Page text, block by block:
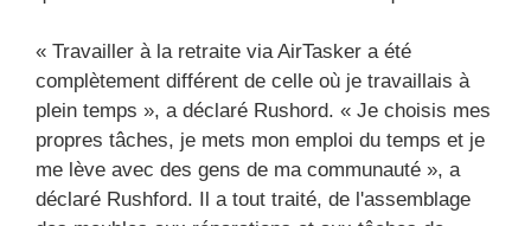
« Travailler à la retraite via AirTasker a été
complètement différent de celle où je travaillais à
plein temps », a déclaré Rushord. « Je choisis mes
propres tâches, je mets mon emploi du temps et je
me lève avec des gens de ma communauté », a
déclaré Rushford. Il a tout traité, de l'assemblage